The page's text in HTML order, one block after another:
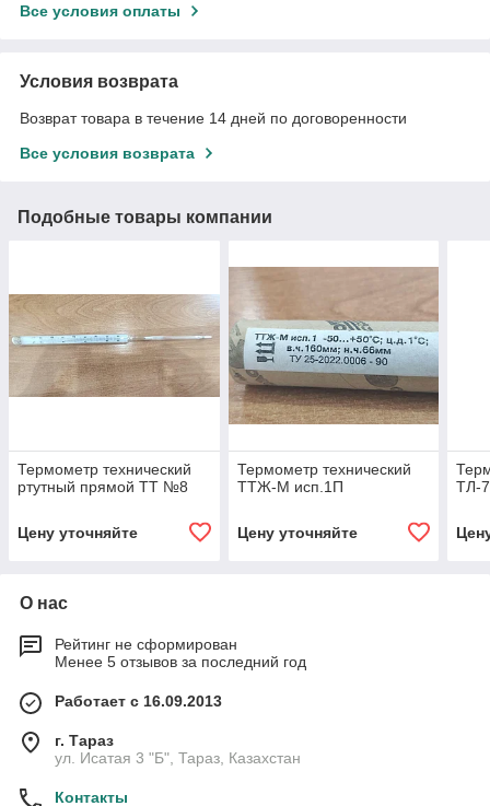
Все условия оплаты
Условия возврата
Возврат товара в течение 14 дней по договоренности
Все условия возврата
Подобные товары компании
Термометр технический
ртутный прямой ТТ №8
Цену уточняйте
Термометр технический
ТТЖ-М исп.1П
Цену уточняйте
ТЛ-
О нас
Рейтинг не сформирован
Менее 5 отзывов за последний год
Работает с 16.09.2013
г. Тараз
ул. Исатая 3 "Б", Тараз, Казахстан
Контакты